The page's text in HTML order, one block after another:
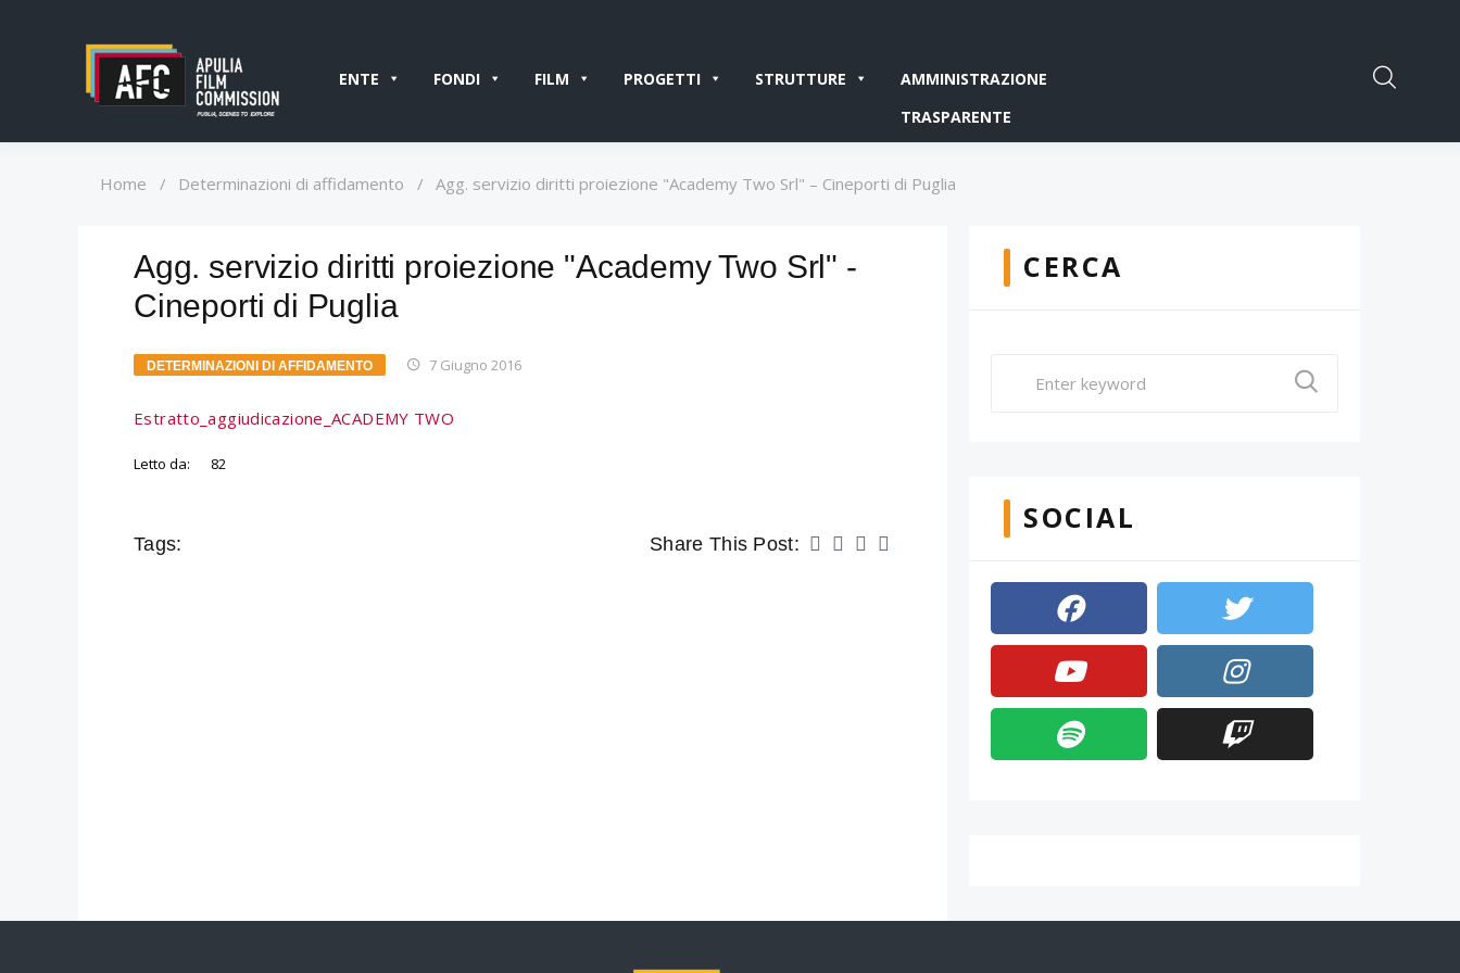
ENTE FONDI FILM PROGETTI STRUTTURE
AMMINISTRAZIONE
TRASPARENTE
Home / Determinazioni di affidamento / Agg. servizio diritti proiezione "Academy Two Srl" – Cineporti di Puglia
Agg. servizio diritti proiezione "Academy Two Srl" -
Cineporti di Puglia
DETERMINAZIONI DI AFFIDAMENTO 7 Giugno 2016
Estratto_aggiudicazione_ACADEMY TWO
Letto da: 82
Tags: Share This Post:
CERCA
SOCIAL